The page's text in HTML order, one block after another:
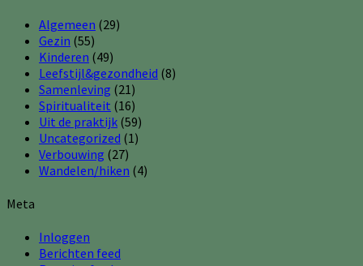
Algemeen (29)
Gezin (55)
Kinderen (49)
Leefstijl&gezondheid (8)
Samenleving (21)
Spiritualiteit (16)
Uit de praktijk (59)
Uncategorized (1)
Verbouwing (27)
Wandelen/hiken (4)
Meta
Inloggen
Berichten feed